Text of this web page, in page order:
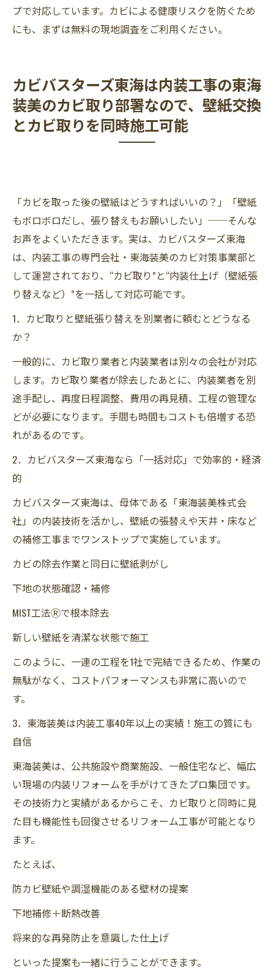
プで対応しています。カビによる健康リスクを防ぐため
にも、まずは無料の現地調査をご利用ください。
カビバスターズ東海は内装工事の東海
装美のカビ取り部署なので、壁紙交換
とカビ取りを同時施工可能
「カビを取った後の壁紙はどうすればいいの？」「壁紙
もボロボロだし、張り替えもお願いしたい」──そんな
お声をよくいただきます。実は、カビバスターズ東海
は、内装工事の専門会社・東海装美のカビ対策事業部と
して運営されており、“カビ取り”と“内装仕上げ（壁紙張
り替えなど）”を一括して対応可能です。
1．カビ取りと壁紙張り替えを別業者に頼むとどうなる
か？
一般的に、カビ取り業者と内装業者は別々の会社が対応
します。カビ取り業者が除去したあとに、内装業者を別
途手配し、再度日程調整、費用の再見積、工程の管理な
どが必要になります。手間も時間もコストも倍増する恐
れがあるのです。
2．カビバスターズ東海なら「一括対応」で効率的・経済
的
カビバスターズ東海は、母体である「東海装美株式会
社」の内装技術を活かし、壁紙の張替えや天井・床など
の補修工事までワンストップで実施しています。
カビの除去作業と同日に壁紙剥がし
下地の状態確認・補修
MIST工法Ⓡで根本除去
新しい壁紙を清潔な状態で施工
このように、一連の工程を1社で完結できるため、作業の
無駄がなく、コストパフォーマンスも非常に高いので
す。
3．東海装美は内装工事40年以上の実績！施工の質にも
自信
東海装美は、公共施設や商業施設、一般住宅など、幅広
い現場の内装リフォームを手がけてきたプロ集団です。
その技術力と実績があるからこそ、カビ取りと同時に見
た目も機能性も回復させるリフォーム工事が可能となり
ます。
たとえば、
防カビ壁紙や調湿機能のある壁材の提案
下地補修＋断熱改善
将来的な再発防止を意識した仕上げ
といった提案も一緒に行うことができます。